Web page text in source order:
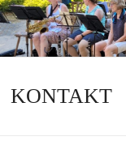
KONTAKT